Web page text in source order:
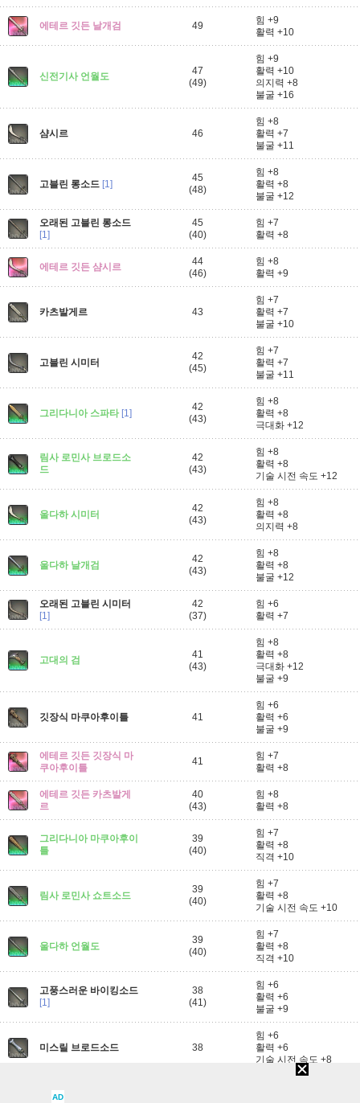
에테르 깃든 날개검 49
힘 +9
활력 +10
신전기사 언월도
47
(49)
힘 +9
활력 +10
의지력 +8
불굴 +16
샴시르 46
힘 +8
활력 +7
불굴 +11
고블린 롱소드 [1]
45
(48)
힘 +8
활력 +8
불굴 +12
오래된 고블린 롱소드
[1]
45
(40)
힘 +7
활력 +8
에테르 깃든 샴시르
44
(46)
힘 +8
활력 +9
카츠발게르 43
힘 +7
활력 +7
불굴 +10
고블린 시미터
42
(45)
힘 +7
활력 +7
불굴 +11
그리다니아 스파타 [1]
42
(43)
힘 +8
활력 +8
극대화 +12
림사 로민사 브로드소
드
42
(43)
힘 +8
활력 +8
기술 시전 속도 +12
울다하 시미터
42
(43)
힘 +8
활력 +8
의지력 +8
울다하 날개검
42
(43)
힘 +8
활력 +8
불굴 +12
오래된 고블린 시미터
[1]
42
(37)
힘 +6
활력 +7
고대의 검
41
(43)
힘 +8
활력 +8
극대화 +12
불굴 +9
깃장식 마쿠아후이틀 41
힘 +6
활력 +6
불굴 +9
에테르 깃든 깃장식 마
쿠아후이틀
41
힘 +7
활력 +8
에테르 깃든 카츠발게
르
40
(43)
힘 +8
활력 +8
그리다니아 마쿠아후이
틀
39
(40)
힘 +7
활력 +8
직격 +10
림사 로민사 쇼트소드
39
(40)
힘 +7
활력 +8
기술 시전 속도 +10
울다하 언월도
39
(40)
힘 +7
활력 +8
직격 +10
고풍스러운 바이킹소드
[1]
38
(41)
힘 +6
활력 +6
불굴 +9
미스릴 브로드소드 38
힘 +6
활력 +6
기술 시전 속도 +8
로드소드
AD